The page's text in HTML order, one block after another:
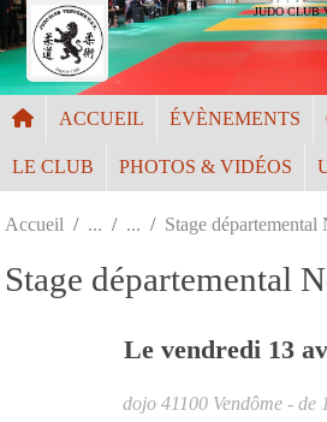
JUDO CLUB
ACCUEIL ÉVÈNEMENTS
LE CLUB PHOTOS & VIDÉOS
Accueil Stage départemental
Stage départemental
Le vendredi 13
dojo 41100 Vendôme - de
Panneau de gestion des cookies